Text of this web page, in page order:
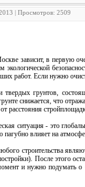
| Просмотров: 2509
зависит, в первую
экологической
работ. Если нужно
твердых грунтов,
снижается, что
расстояния
ситуация - это
пагубно влияет на
строительства
После этого
и нужно подумать о